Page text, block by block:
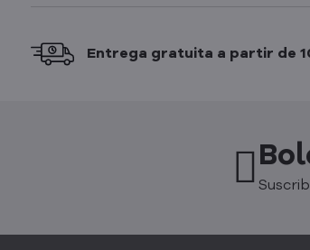
Entrega gratuita a partir de